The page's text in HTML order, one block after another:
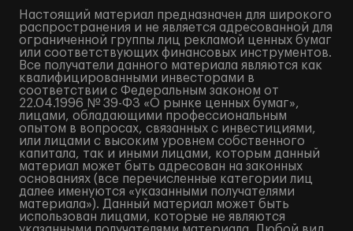
Настоящий материал предназначен для широкого
распространения и не является адресованной для
ограниченной группы лиц рекламой ценных бумаг
или соответствующих финансовых инструментов.
Все получатели данного материала являются как
квалифицированными инвесторами в
соответствии с Федеральным законом от
22.04.1996 № 39-ФЗ «О рынке ценных бумаг»,
лицами, обладающими профессиональным
опытом в вопросах, связанных с инвестициями,
или лицами с высоким уровнем собственного
капитала, так и иными лицами, которым данный
материал может быть адресован на законных
основаниях (все перечисленные категории лиц
далее именуются «указанными получателями
материала»). Данный материал может быть
использован лицами, которые не являются